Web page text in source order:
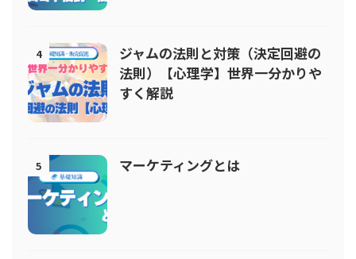
4
ジャムの法則と対策（決定回避の
法則）【心理学】世界一分かりや
すく解説
5 マーケティングとは